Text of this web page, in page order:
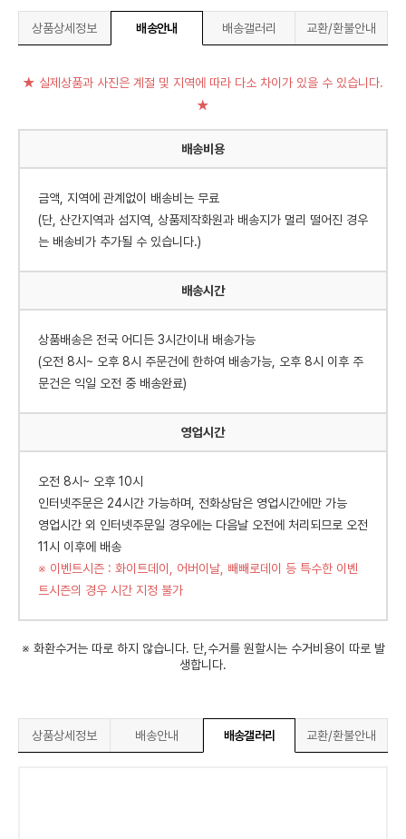
상품상세정보 배송안내 배송갤러리 교환/환불안내
★ 실제상품과 사진은 계절 및 지역에 따라 다소 차이가 있을 수 있습니다.
★
배송비용
금액, 지역에 관계없이 배송비는 무료
(단, 산간지역과 섬지역, 상품제작화원과 배송지가 멀리 떨어진 경우
는 배송비가 추가될 수 있습니다.)
배송시간
상품배송은 전국 어디든 3시간이내 배송가능
(오전 8시~ 오후 8시 주문건에 한하여 배송가능, 오후 8시 이후 주
문건은 익일 오전 중 배송완료)
영업시간
오전 8시~ 오후 10시
인터넷주문은 24시간 가능하며, 전화상담은 영업시간에만 가능
영업시간 외 인터넷주문일 경우에는 다음날 오전에 처리되므로 오전
11시 이후에 배송
※ 이벤트시즌 : 화이트데이, 어버이날, 빼빼로데이 등 특수한 이벤
트시즌의 경우 시간 지정 불가
※ 화환수거는 따로 하지 않습니다. 단,수거를 원할시는 수거비용이 따로 발
생합니다.
상품상세정보 배송안내 배송갤러리 교환/환불안내